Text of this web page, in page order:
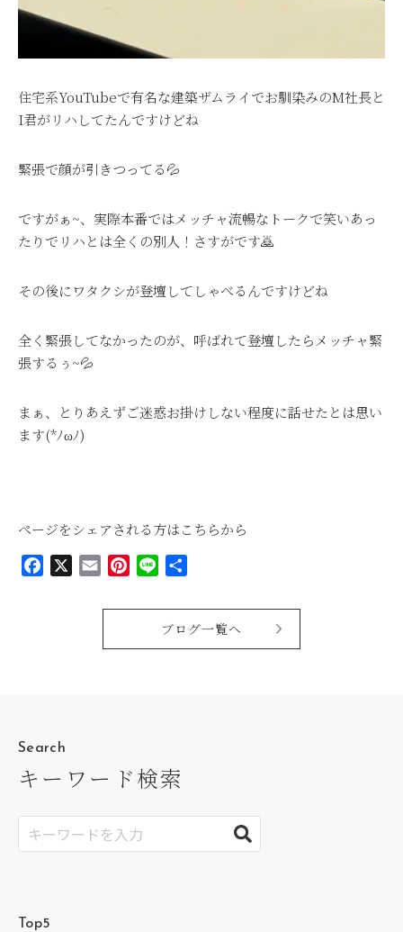
住宅系YouTubeで有名な建築ザムライでお馴染みのM社長と
I君がリハしてたんですけどね
緊張で顔が引きつってる💦
ですがぁ~、実際本番ではメッチャ流暢なトークで笑いあっ
たりでリハとは全くの別人！さすがです🙇
その後にワタクシが登壇してしゃべるんですけどね
全く緊張してなかったのが、呼ばれて登壇したらメッチャ緊
張するぅ~💦
まぁ、とりあえずご迷惑お掛けしない程度に話せたとは思い
ます(*ﾉωﾉ)
ページをシェアされる方はこちらから
Facebook EmailPinterest
Line
ブログ一覧へ
Search
キーワード検索
Top5